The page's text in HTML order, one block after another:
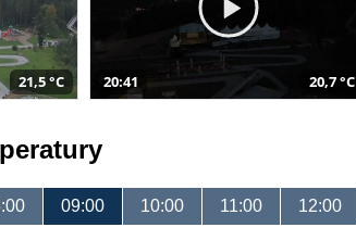
21,5 °C 20:41 20,7 °C
09:00 10:00 11:00 12:00